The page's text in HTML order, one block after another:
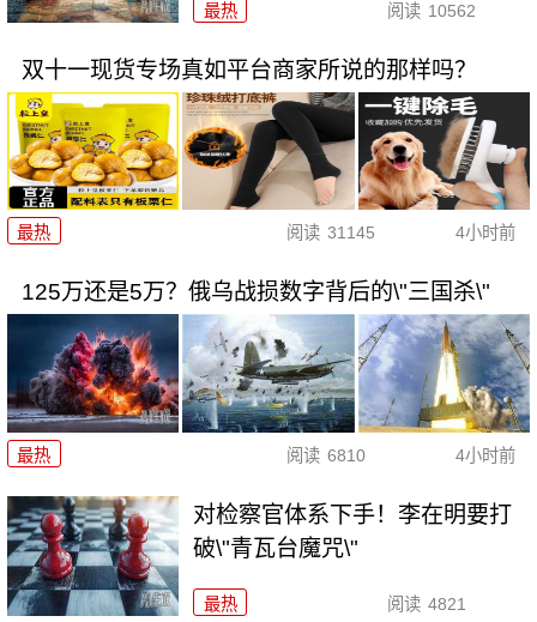
最热 阅读 10562
双十一现货专场真如平台商家所说的那样吗？
最热 阅读 31145 4小时前
125万还是5万？俄乌战损数字背后的\"三国杀\"
最热 阅读 6810 4小时前
对检察官体系下手！李在明要打
破\"青瓦台魔咒\"
最热 阅读 4821